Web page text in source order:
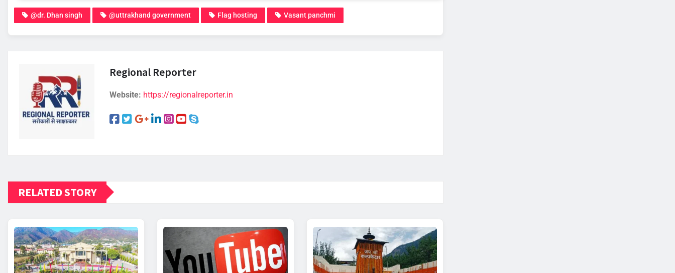
@dr. Dhan singh @uttrakhand government Flag hosting Vasant panchmi
Regional Reporter
Website: https://regionalreporter.in
RELATED STORY